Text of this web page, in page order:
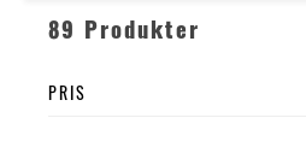
89 Produkter
PRIS